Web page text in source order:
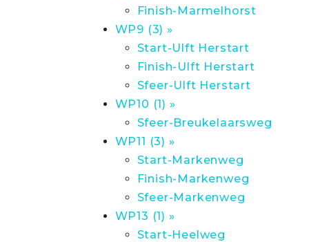
Finish-Marmelhorst
WP9 (3) »
Start-Ulft Herstart
Finish-Ulft Herstart
Sfeer-Ulft Herstart
WP10 (1) »
Sfeer-Breukelaarsweg
WP11 (3) »
Start-Markenweg
Finish-Markenweg
Sfeer-Markenweg
WP13 (1) »
Start-Heelweg